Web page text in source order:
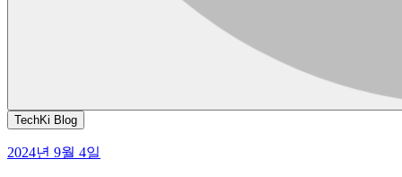
TechKi Blog
2024년 9월 4일